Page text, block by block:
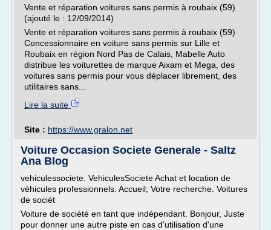
Vente et réparation voitures sans permis à roubaix (59)
(ajouté le : 12/09/2014)
Vente et réparation voitures sans permis à roubaix (59)
Concessionnaire en voiture sans permis sur Lille et
Roubaix en région Nord Pas de Calais, Mabelle Auto
distribue les voiturettes de marque Aixam et Mega, des
voitures sans permis pour vous déplacer librement, des
utilitaires sans...
Lire la suite
Site : https://www.gralon.net
Voiture Occasion Societe Generale - Saltz
Ana Blog
vehiculessociete. VehiculesSociete Achat et location de
véhicules professionnels. Accueil; Votre recherche. Voitures
de sociét
Voiture de société en tant que indépendant. Bonjour, Juste
pour donner une autre piste en cas d'utilisation d'une